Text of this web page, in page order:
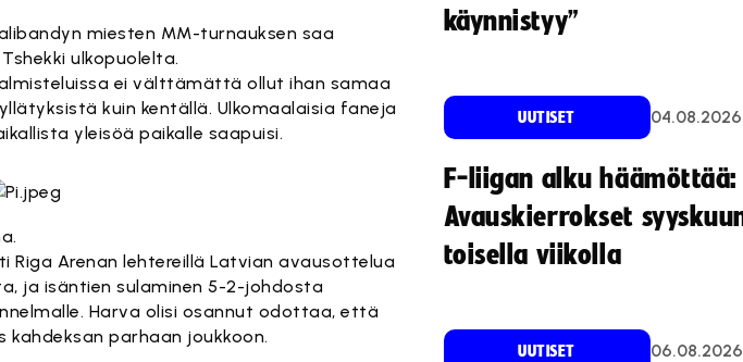
miesten MM-turnauksen saa
ulkopuolelta.
ei välttämättä ollut ihan samaa
kuin kentällä. Ulkomaalaisia faneja
yleisöä paikalle saapuisi.
Arenan lehtereillä Latvian avausottelua
ja isäntien sulaminen 5-2-johdosta
Harva olisi osannut odottaa, että
parhaan joukkoon.
käynnistyy”
UUTISET 04.08.2026
F-liigan alku häämöttää:
Avauskierrokset
toisella viikolla
UUTISET 06.08.2026